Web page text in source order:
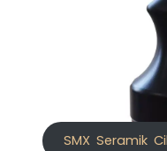
SMX Seramik